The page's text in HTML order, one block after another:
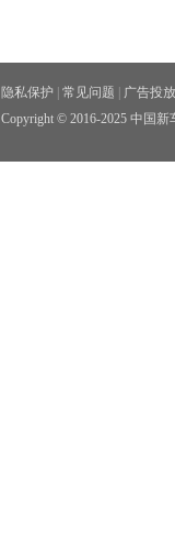
隐私保护 常见问题
广告投放
Copyright © 2016-2025 中国